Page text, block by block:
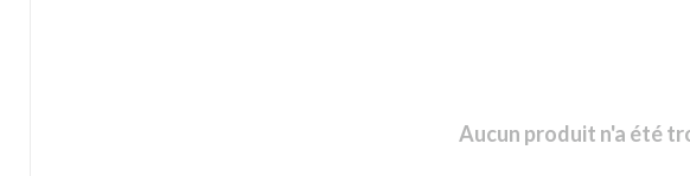
Aucun produit n'a été